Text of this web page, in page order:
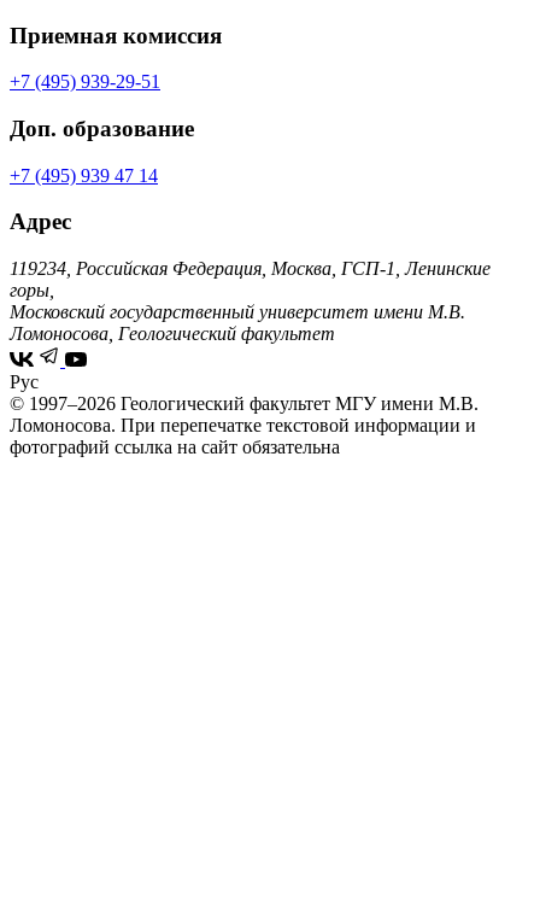
Приемная комиссия
+7 (495) 939-29-51
Доп. образование
+7 (495) 939 47 14
Адрес
119234, Российская Федерация, Москва, ГСП-1, Ленинские
горы,
Московский государственный университет имени М.В.
Ломоносова, Геологический факультет
Рус
© 1997–2026 Геологический факультет МГУ имени М.В.
Ломоносова. При перепечатке текстовой информации и
фотографий ссылка на сайт обязательна